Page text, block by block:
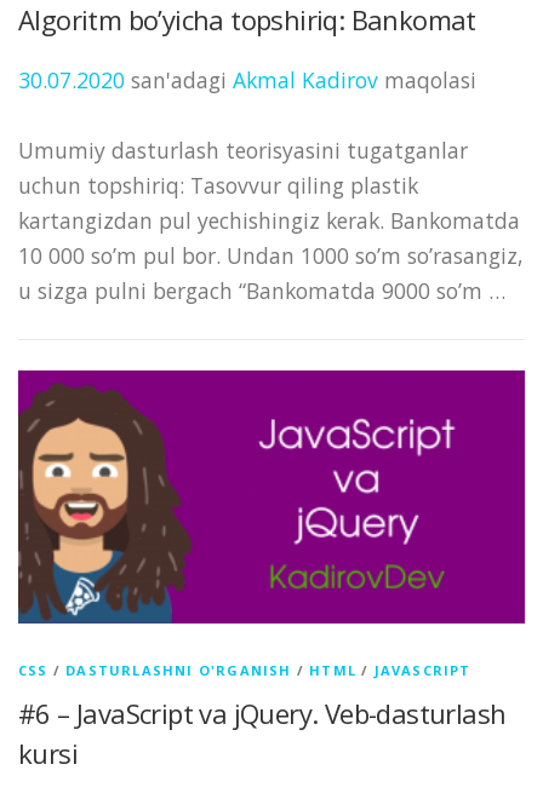
Algoritm bo’yicha topshiriq: Bankomat
30.07.2020 san'adagi Akmal Kadirov maqolasi
Umumiy dasturlash teorisyasini tugatganlar
uchun topshiriq: Tasovvur qiling plastik
kartangizdan pul yechishingiz kerak. Bankomatda
10 000 so’m pul bor. Undan 1000 so’m so’rasangiz,
u sizga pulni bergach “Bankomatda 9000 so’m …
CSS / DASTURLASHNI O'RGANISH / HTML / JAVASCRIPT
#6 – JavaScript va jQuery. Veb-dasturlash
kursi